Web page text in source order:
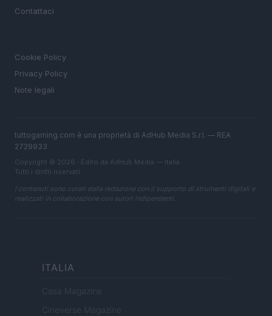
Contattaci
Cookie Policy
Privacy Policy
Note legali
tuttogaming.com è una proprietà di AdHub Media S.r.l. — REA
2729933
Copyright © 2026 · Edito da AdHub Media — Italia
Tutti i diritti riservati
I contenuti sono curati dalla redazione con il supporto di strumenti digitali e
realizzati in collaborazione con autori indipendenti.
ITALIA
Casa Magazine
Cineverse Magazine